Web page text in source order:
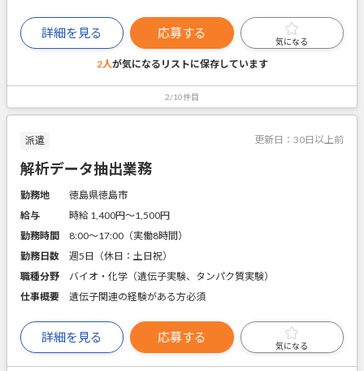
詳細を見る 応募する
気になる
2人が気になるリストに保存しています
2/10件目
派遣 更新日： 30日以上前
解析データ抽出業務
勤務地
徳島県徳島市
給与
時給 1,400円〜1,500円
勤務時間
8:00～17:00（実働8時間）
勤務日数
週5日（休日：土日祝）
職種分野
バイオ・化学（遺伝子実験、タンパク質実験）
仕事概要
遺伝子関連の経験がある方必須
詳細を見る 応募する
気になる